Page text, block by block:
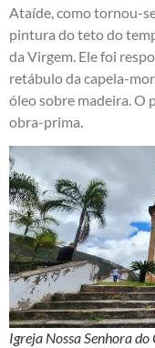
Ataíde, como tornou-
pintura do teto do
da Virgem. Ele foi
retábulo da capela-
óleo sobre madeira. O
obra-prima.
Igreja Nossa Senhora